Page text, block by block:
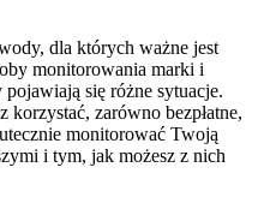
dla których ważne jest
monitorowania marki i
się różne sytuacje.
korzystać, zarówno bezpłatne,
monitorować Twoją
i tym, jak możesz z nich